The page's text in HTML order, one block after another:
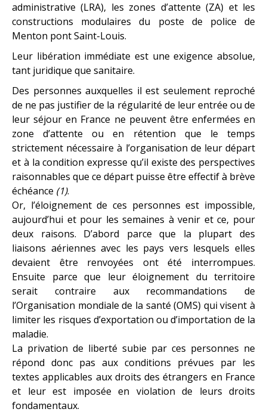
administrative (LRA), les zones d’attente (ZA) et les
constructions modulaires du poste de police de
Menton pont Saint-Louis.
Leur libération immédiate est une exigence absolue,
tant juridique que sanitaire.
Des personnes auxquelles il est seulement reproché
de ne pas justifier de la régularité de leur entrée ou de
leur séjour en France ne peuvent être enfermées en
zone d’attente ou en rétention que le temps
strictement nécessaire à l’organisation de leur départ
et à la condition expresse qu’il existe des perspectives
raisonnables que ce départ puisse être effectif à brève
échéance (1).
Or, l’éloignement de ces personnes est impossible,
aujourd’hui et pour les semaines à venir et ce, pour
deux raisons. D’abord parce que la plupart des
liaisons aériennes avec les pays vers lesquels elles
devaient être renvoyées ont été interrompues.
Ensuite parce que leur éloignement du territoire
serait contraire aux recommandations de
l’Organisation mondiale de la santé (OMS) qui visent à
limiter les risques d’exportation ou d’importation de la
maladie.
La privation de liberté subie par ces personnes ne
répond donc pas aux conditions prévues par les
textes applicables aux droits des étrangers en France
et leur est imposée en violation de leurs droits
fondamentaux.